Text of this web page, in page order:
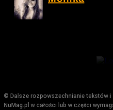
© Dalsze rozpowszechnianie tekstów
NuMag.pl w całości lub w części